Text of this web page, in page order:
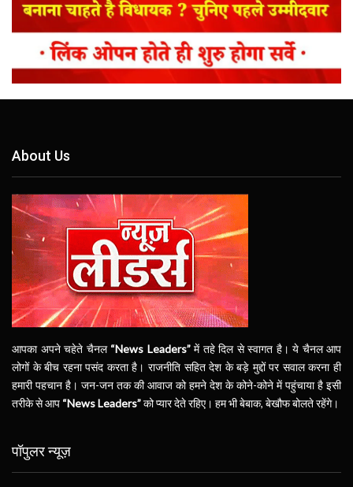
About Us
आपका अपने चहेते चैनल “News Leaders”में तहे दिल से स्वागत है। ये चैनल आप
लोगों के बीच रहना पसंद करता है। राजनीति सहित देश के बड़े मुद्दों पर सवाल करना ही
हमारी पहचान है। जन-जन तक की आवाज को हमने देश के कोने-कोने में पहुंचाया है इसी
तरीके से आप “News Leaders”को प्यार देते रहिए। हम भी बेबाक, बेखौफ बोलते रहेंगे।
पॉपुलर न्यूज़